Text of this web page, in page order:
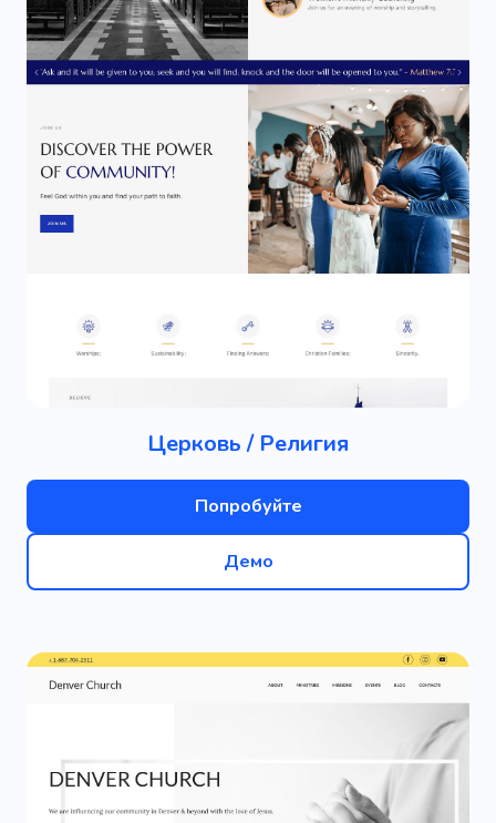
Популярный
Уникальный
Крутой
Мобильный
SEO
Творческий
Информативный
Церемония
Любовь
Прием
Заседание
Благотворительность
Волонтер
Пожертвование
История
Вдохновение
Проблемы
Помощь
История
Церковь / Религия
Попробуйте
Демо